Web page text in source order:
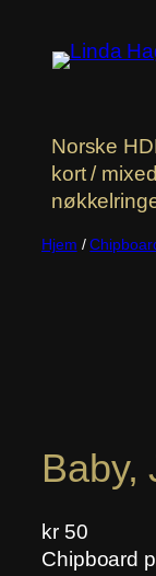
innhold
Norske
kort /
Hjem /
Baby,
kr50
Chipboard